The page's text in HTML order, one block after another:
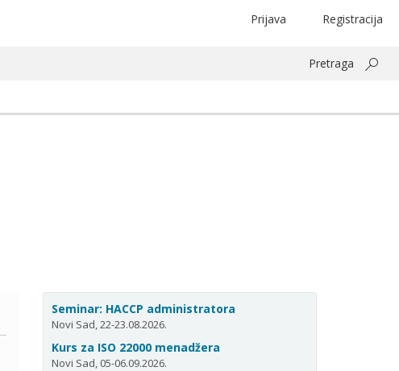
Registracija
Prijava
Pretraga
Seminar: HACCP administratora
Novi Sad, 22-23.08.2026.
Kurs za ISO 22000 menadžera
Novi Sad, 05-06.09.2026.